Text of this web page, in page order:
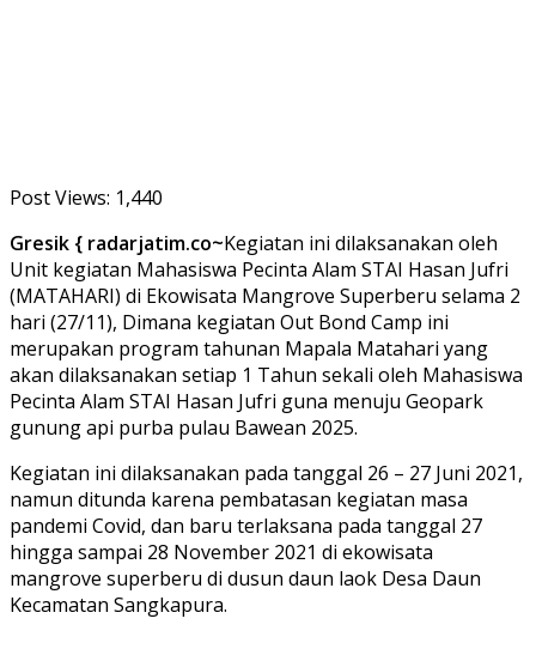
Post Views: 1,440
Gresik { radarjatim.co~Kegiatan ini dilaksanakan oleh
Unit kegiatan Mahasiswa Pecinta Alam STAI Hasan Jufri
(MATAHARI) di Ekowisata Mangrove Superberu selama 2
hari (27/11), Dimana kegiatan Out Bond Camp ini
merupakan program tahunan Mapala Matahari yang
akan dilaksanakan setiap 1 Tahun sekali oleh Mahasiswa
Pecinta Alam STAI Hasan Jufri guna menuju Geopark
gunung api purba pulau Bawean 2025.
Kegiatan ini dilaksanakan pada tanggal 26 – 27 Juni 2021,
namun ditunda karena pembatasan kegiatan masa
pandemi Covid, dan baru terlaksana pada tanggal 27
hingga sampai 28 November 2021 di ekowisata
mangrove superberu di dusun daun laok Desa Daun
Kecamatan Sangkapura.